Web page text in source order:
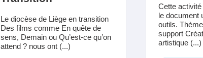
Le diocèse de Liège en transition
Des films comme En quête de
sens, Demain ou Qu’est-ce qu’on
attend ? nous ont (...)
Cette
le document
outils.
support
artistique (...)